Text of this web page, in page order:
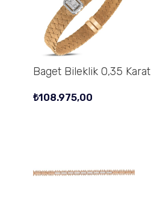
Baget Bileklik 0,35 Karat
₺108.975,00